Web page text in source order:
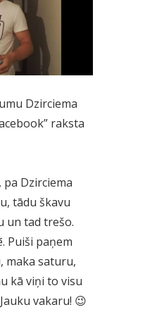
Dzirciema
raksta
pa Dzirciema
tādu škavu
un tad trešo.
Puiši paņem
maka saturu,
kā viņi to visu
vakaru! 😉